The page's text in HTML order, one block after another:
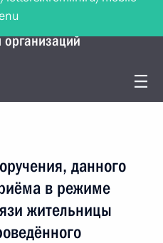
работе с
данного
в режиме
жительницы